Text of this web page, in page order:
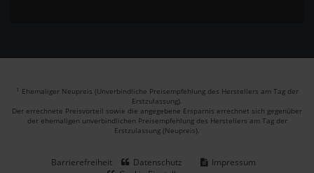
1 Ehemaliger Neupreis (Unverbindliche Preisempfehlung des Herstellers am Tag der
Erstzulassung).
Der errechnete Preisvorteil sowie die angegebene Ersparnis errechnet sich gegenüber
der ehemaligen unverbindlichen Preisempfehlung des Herstellers am Tag der
Erstzulassung (Neupreis).
Barrierefreiheit Datenschutz
Impressum